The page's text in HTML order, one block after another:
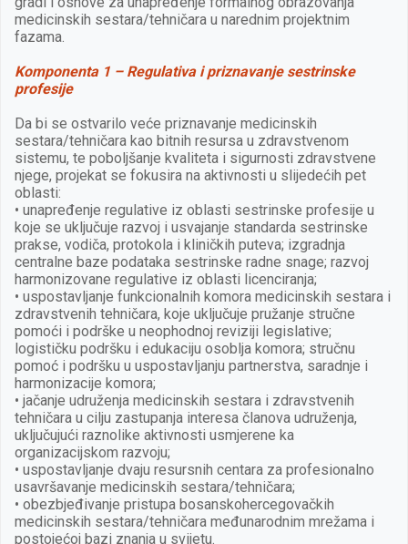
medicinskih sestara/tehničara u narednim projektnim
fazama.
Komponenta 1 – Regulativa i priznavanje sestrinske
profesije
Da bi se ostvarilo veće priznavanje medicinskih
sestara/tehničara kao bitnih resursa u zdravstvenom
sistemu, te poboljšanje kvaliteta i sigurnosti zdravstvene
njege, projekat se fokusira na aktivnosti u slijedećih pet
oblasti:
• unapređenje regulative iz oblasti sestrinske profesije u
koje se uključuje razvoj i usvajanje standarda sestrinske
prakse, vodiča, protokola i kliničkih puteva; izgradnja
centralne baze podataka sestrinske radne snage; razvoj
harmonizovane regulative iz oblasti licenciranja;
• uspostavljanje funkcionalnih komora medicinskih sestara i
zdravstvenih tehničara, koje uključuje pružanje stručne
pomoći i podrške u neophodnoj reviziji legislative;
logističku podršku i edukaciju osoblja komora; stručnu
pomoć i podršku u uspostavljanju partnerstva, saradnje i
harmonizacije komora;
• jačanje udruženja medicinskih sestara i zdravstvenih
tehničara u cilju zastupanja interesa članova udruženja,
uključujući raznolike aktivnosti usmjerene ka
organizacijskom razvoju;
• uspostavljanje dvaju resursnih centara za profesionalno
usavršavanje medicinskih sestara/tehničara;
• obezbjeđivanje pristupa bosanskohercegovačkih
medicinskih sestara/tehničara međunarodnim mrežama i
postojećoj bazi znanja u svijetu.